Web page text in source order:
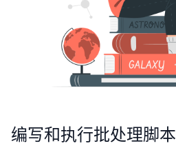
编写和执行批处理脚本